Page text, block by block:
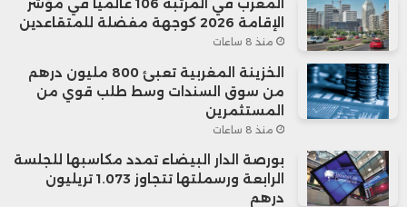
المغرب في المرتبة 106 عالمياً في مؤشر
الإقامة 2026 كوجهة مفضلة للمتقاعدين
منذ 8 ساعات
الخزينة المغربية تعبئ 800 مليون درهم
من سوق السندات وسط طلب قوي من
المستثمرين
منذ 8 ساعات
بورصة الدار البيضاء تمدد مكاسبها للجلسة
الرابعة ورسملتها تتجاوز 1.073 تريليون
درهم